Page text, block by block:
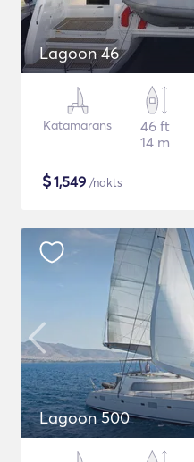
Lagoon 46
Katamarāns
46 ft
14 m
$1,549 /nakts
Lagoon 500